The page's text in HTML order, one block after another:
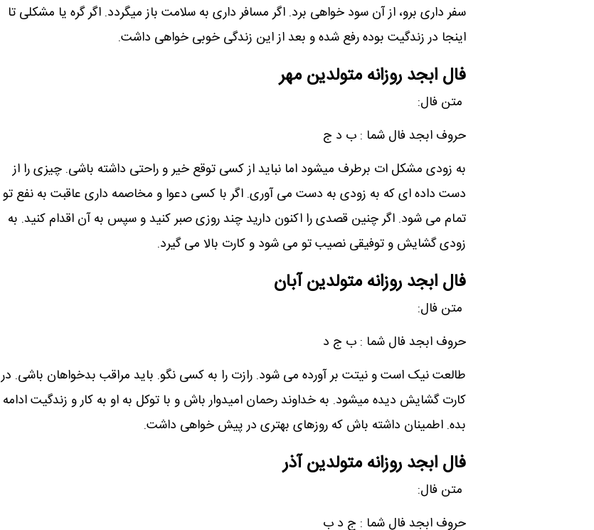
سفر داری برو، از آن سود خواهی برد. اگر مسافر داری به سلامت باز میگردد. اگر گره یا مشکلی تا
اینجا در زندگیت بوده رفع شده و بعد از این زندگی خوبی خواهی داشت.
فال ابجد روزانه متولدین مهر
متن فال:
حروف ابجد فال شما : ب د ج
به زودی مشکل ات برطرف میشود اما نباید از کسی توقع خیر و راحتی داشته باشی. چیزی را از
دست داده ای که به زودی به دست می آوری. اگر با کسی دعوا و مخاصمه داری عاقبت به نفع تو
تمام می شود. اگر چنین قصدی را اکنون دارید چند روزی صبر کنید و سپس به آن اقدام کنید. به
زودی گشایش و توفیقی نصیب تو می شود و کارت بالا می گیرد.
فال ابجد روزانه متولدین آبان
متن فال:
حروف ابجد فال شما : ب ج د
طالعت نیک است و نیتت بر آورده می شود. رازت را به کسی نگو. باید مراقب بدخواهان باشی. در
کارت گشایش دیده میشود. به خداوند رحمان امیدوار باش و با توکل به او به کار و زندگیت ادامه
بده. اطمینان داشته باش که روزهای بهتری در پیش خواهی داشت.
فال ابجد روزانه متولدین آذر
متن فال:
حروف ابجد فال شما : ج د ب